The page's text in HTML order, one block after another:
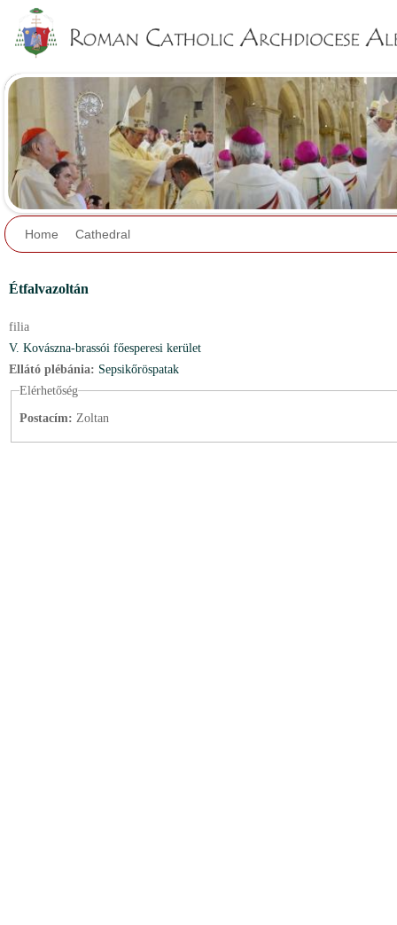
Home Cathedral
Étfalvazoltán
filia
V. Kovászna-brassói főesperesi kerület
Ellátó plébánia: Sepsikőröspatak
Elérhetőség
Postacím: Zoltan